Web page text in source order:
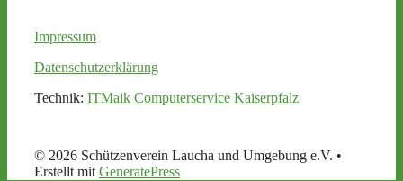
Impressum
Datenschutzerklärung
Technik: ITMaik Computerservice Kaiserpfalz
© 2026 Schützenverein Laucha und Umgebung e.V. •
Erstellt mit GeneratePress